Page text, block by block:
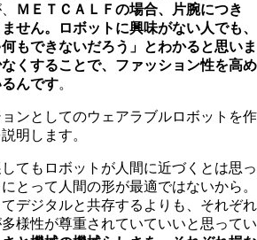
ＭＥＴＣＡＬＦの場合、片腕につき
せん。ロボットに興味がない人でも、
もできないだろう」とわかると思いま
くすることで、ファッション性を高め
んです。
ンとしてのウェアラブルロボットを作
明します。
てもロボットが人間に近づくとは思っ
とって人間の形が最適ではないから。
デジタルと共存するよりも、それぞれ
様性が尊重されていていいと思ってい